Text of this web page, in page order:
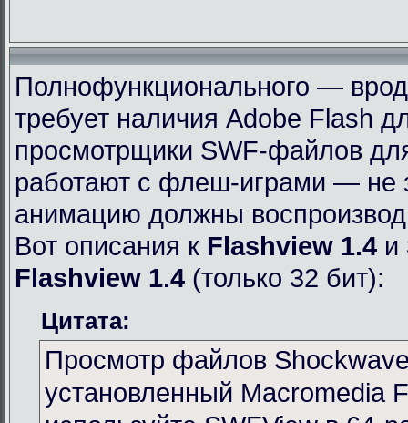
Полнофункционального —
требует наличия Adobe Flash
просмотрщики SWF-файлов
работают с флеш-играми —
анимацию должны
Вот описания к Flashview 1.4 и
Flashview 1.4 (только 32 бит):
Цитата:
Просмотр файлов
установленный Macromedia